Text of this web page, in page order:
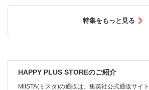
特集をもっと見る
HAPPY PLUS STOREのご紹介
MIISTA(ミスタ)の通販は、集英社公式通販サイ